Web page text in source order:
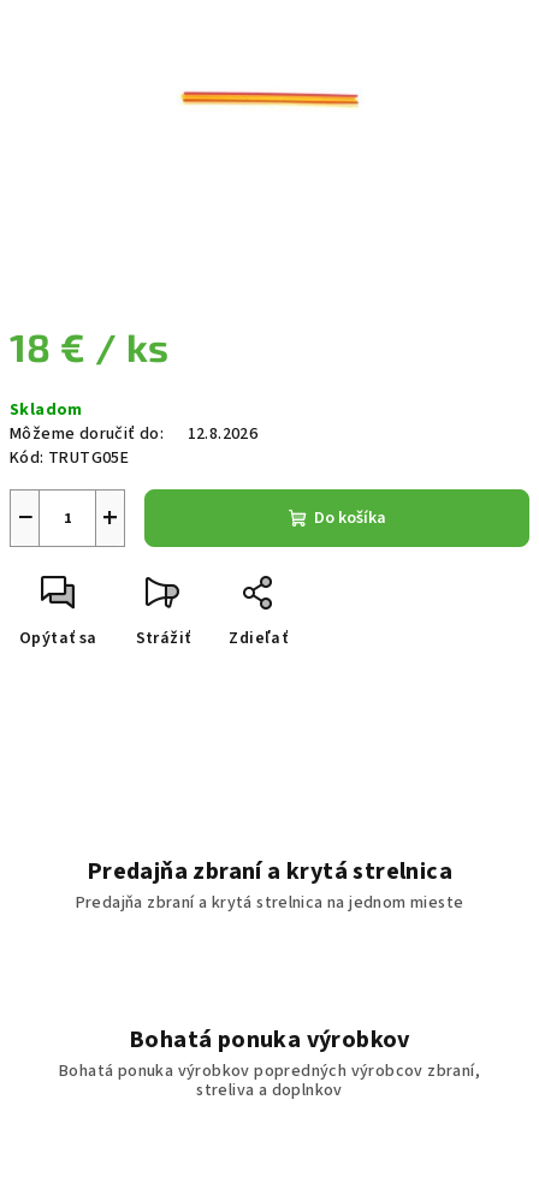
18 € / ks
Skladom
Môžeme doručiť do:
12.8.2026
Kód: TRUTG05E
+
− Do košíka
Opýtať sa Strážiť Zdieľať
Predajňa zbraní a krytá strelnica
Predajňa zbraní a krytá strelnica na jednom mieste
Bohatá ponuka výrobkov
Bohatá ponuka výrobkov popredných výrobcov zbraní,
streliva a doplnkov